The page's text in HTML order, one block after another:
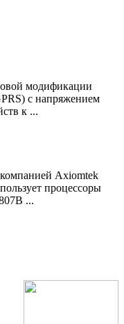
модификации
с напряжением
к ...
компанией Axiomtek
процессоры
...